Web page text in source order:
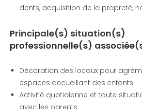
dents, acquisition de la propreté,
Principale(s) situation(s)
professionnelle(s)
Décoration des locaux pour
espaces accueillant des enfants
Activité quotidienne et toute
avec les parents